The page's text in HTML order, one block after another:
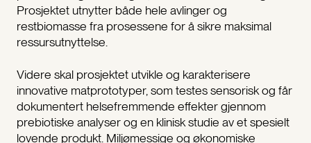
Prosjektet utnytter både hele avlinger og
restbiomasse fra prosessene for å sikre maksimal
ressursutnyttelse.
Videre skal prosjektet utvikle og karakterisere
innovative matprototyper, som testes sensorisk og får
dokumentert helsefremmende effekter gjennom
prebiotiske analyser og en klinisk studie av et spesielt
lovende produkt. Miljømessige og økonomiske